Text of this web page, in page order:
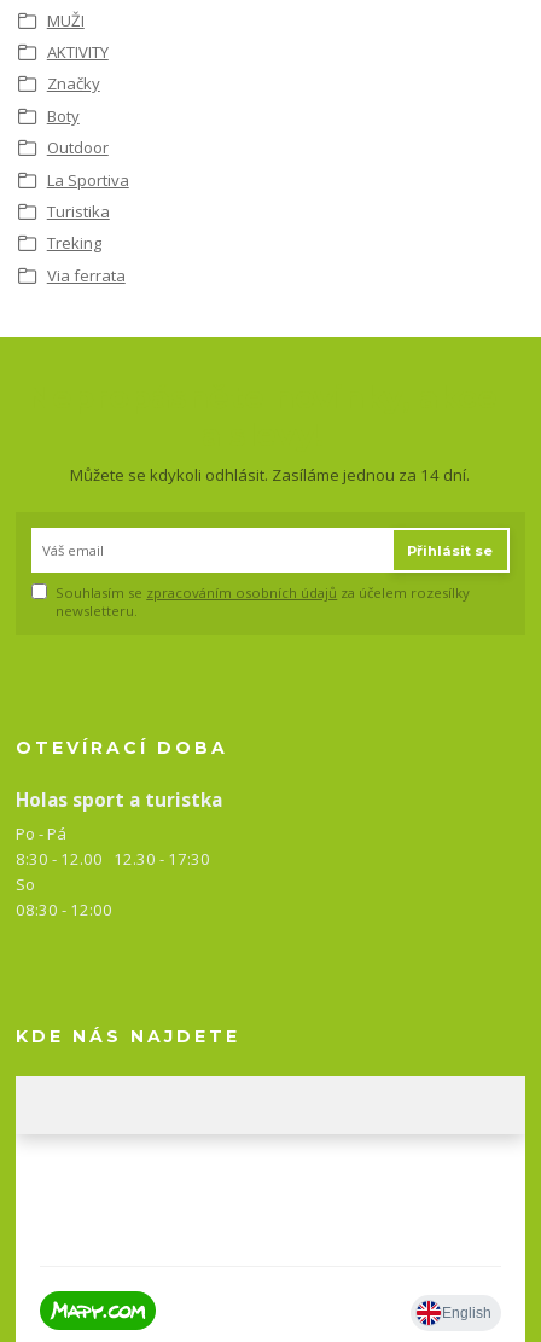
MUŽI
AKTIVITY
Značky
Boty
Outdoor
La Sportiva
Turistika
Treking
Via ferrata
Můžete se kdykoli odhlásit. Zasíláme jednou za 14 dní.
Přihlásit se
Souhlasím se zpracováním osobních údajů za účelem rozesílky
newsletteru.
OTEVÍRACÍ DOBA
Holas sport a turistka
Po - Pá
8:30 - 12.00 12.30 - 17:30
So
08:30 - 12:00
KDE NÁS NAJDETE